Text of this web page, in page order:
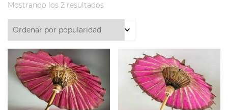
Mostrando los 2 resultados